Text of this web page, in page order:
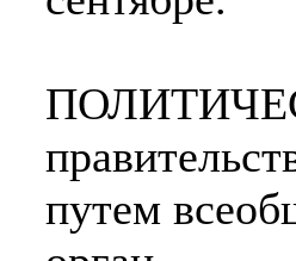
путем